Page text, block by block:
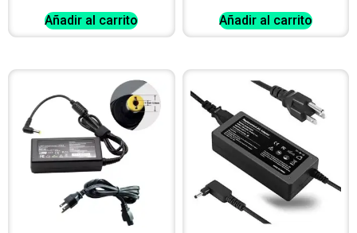
Añadir al carrito Añadir al carrito